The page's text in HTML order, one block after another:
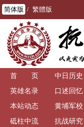
简体版 / 繁體版
首 页 中日历史
英雄名录
口述回忆
本站动态
黄埔军校
砥柱中流
抗战研究